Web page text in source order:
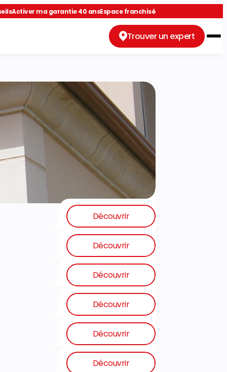
Activer ma garantie 40 ansEspace franchisé
Trouver un expert
Découvrir
Découvrir
Découvrir
Découvrir
Découvrir
Découvrir